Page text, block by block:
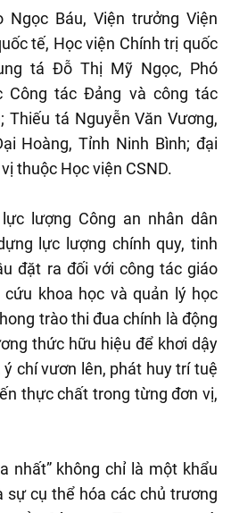
Báu, Viện trưởng Viện
tế, Học viện Chính trị quốc
tá Đỗ Thị Mỹ Ngọc, Phó
Công tác Đảng và công tác
Thiếu tá Nguyễn Văn Vương,
Hoàng, Tỉnh Ninh Bình; đại
thuộc Học viện CSND.
lượng Công an nhân dân
lực lượng chính quy, tinh
đặt ra đối với công tác giáo
khoa học và quản lý học
trào thi đua chính là động
thức hữu hiệu để khơi dậy
chí vươn lên, phát huy trí tuệ
thực chất trong từng đơn vị,
nhất” không chỉ là một khẩu
sự cụ thể hóa các chủ trương